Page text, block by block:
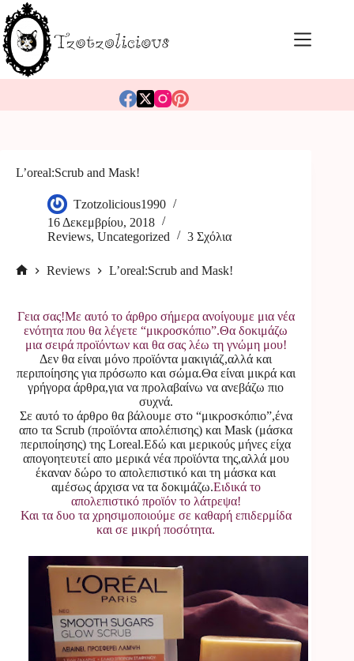
Μετάβαση
στο
περιεχόμενο
L’oreal:Scrub and Mask!
Tzotzolicious1990
16 Δεκεμβρίου, 2018
Reviews, Uncategorized 3 Σχόλια
Reviews L’oreal:Scrub and Mask!
Γεια σας!Με αυτό το άρθρο σήμερα ανοίγουμε μια νέα
ενότητα που θα λέγετε “μικροσκόπιο”.Θα δοκιμάζω
μια σειρά προϊόντων και θα σας λέω τη γνώμη μου!
Δεν θα είναι μόνο προϊόντα μακιγιάζ,αλλά και
περιποίησης για πρόσωπο και σώμα.Θα είναι μικρά και
γρήγορα άρθρα,για να προλαβαίνω να ανεβάζω πιο
συχνά.
Σε αυτό το άρθρο θα βάλουμε στο “μικροσκόπιο”,ένα
απο τα Scrub (προϊόντα απολέπισης) και Mask (μάσκα
περιποίησης) της Loreal.Εδώ και μερικούς μήνες είχα
απογοητευτεί απο μερικά νέα προϊόντα της,αλλά μου
έκαναν δώρο το απολεπιστικό και τη μάσκα και
αμέσως άρχισα να τα δοκιμάζω.Ειδικά το
απολεπιστικό προϊόν το λάτρεψα!
Και τα δυο τα χρησιμοποιούμε σε καθαρή επιδερμίδα
και σε μικρή ποσότητα.